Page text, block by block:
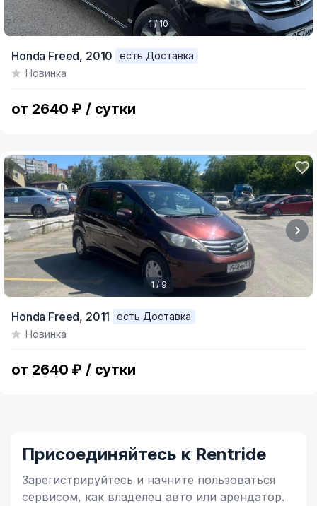
of
1 / 10
Honda Freed, 2010
есть Доставка
Новинка
от 2640 ₽ / сутки
of
1 / 9
Honda Freed, 2011
есть Доставка
Новинка
от 2640 ₽ / сутки
Присоединяйтесь к Rentride
Зарегистрируйтесь и начните пользоваться
сервисом, как владелец авто или арендатор.